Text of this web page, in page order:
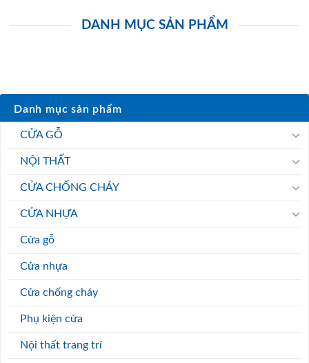
DANH MỤC SẢN PHẨM
Danh mục sản phẩm
CỬA GỖ
NỘI THẤT
CỬA CHỐNG CHÁY
CỬA NHỰA
Cửa gỗ
Cửa nhựa
Cửa chống cháy
Phụ kiện cửa
Nội thất trang trí